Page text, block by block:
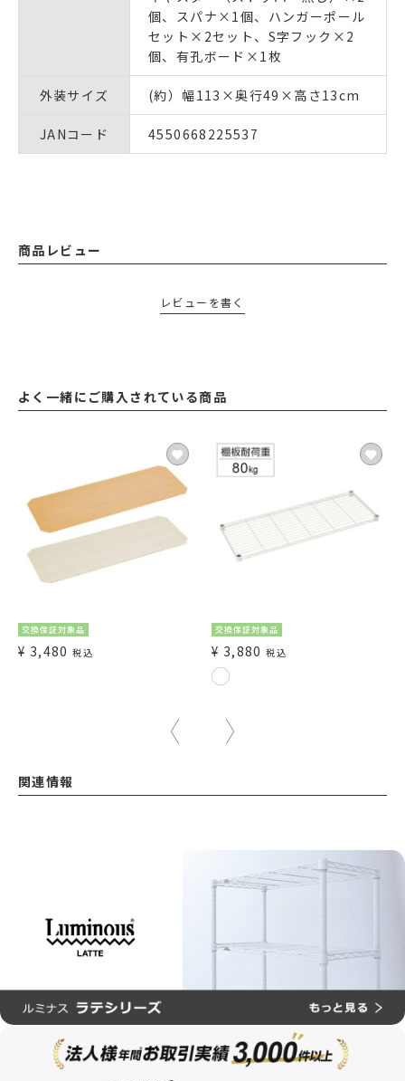
個、スパナ×1個、ハンガーポール
セット×2セット、S字フック×2
個、有孔ボード×1枚
外装サイズ (約）幅113×奥行49×高さ13cm
JANコード 4550668225537
商品レビュー
レビューを書く
よく一緒にご購入されている商品
交換保証対象品
¥ 3,480 税込
交換保証対象品
¥ 3,880 税込
関連情報